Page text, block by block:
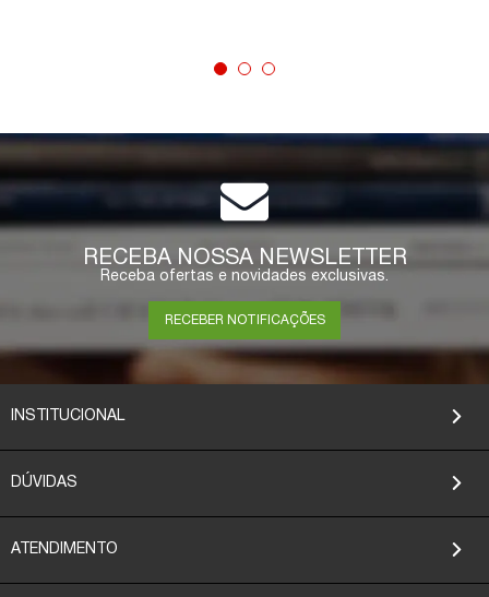
ESGOTADO
RECEBA NOSSA NEWSLETTER
Receba ofertas e novidades exclusivas.
RECEBER NOTIFICAÇÕES
INSTITUCIONAL
DÚVIDAS
ATENDIMENTO